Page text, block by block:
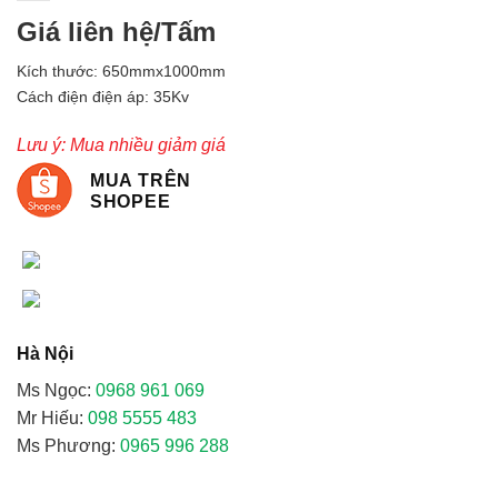
Giá liên hệ/Tấm
Kích thước: 650mmx1000mm
Cách điện điện áp: 35Kv
Lưu ý: Mua nhiều giảm giá
MUA TRÊN
SHOPEE
Hà Nội
Ms Ngọc: 0968 961 069
Mr Hiếu: 098 5555 483
Ms Phương: 0965 996 288